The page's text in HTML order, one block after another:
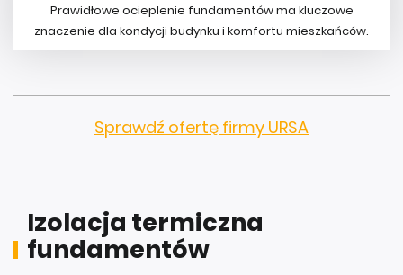
Prawidłowe ocieplenie fundamentów ma kluczowe
znaczenie dla kondycji budynku i komfortu mieszkańców.
Sprawdź ofertę firmy URSA
Izolacja termiczna
fundamentów